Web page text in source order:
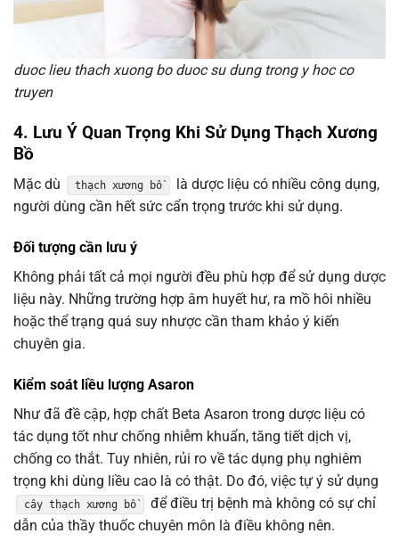
duoc lieu thach xuong bo duoc su dung trong y hoc co
truyen
4. Lưu Ý Quan Trọng Khi Sử Dụng Thạch Xương
Bồ
Mặc dù thạch xương bồ
là dược liệu có nhiều công dụng,
người dùng cần hết sức cẩn trọng trước khi sử dụng.
Đối tượng cần lưu ý
Không phải tất cả mọi người đều phù hợp để sử dụng dược
liệu này. Những trường hợp âm huyết hư, ra mồ hôi nhiều
hoặc thể trạng quá suy nhược cần tham khảo ý kiến
chuyên gia.
Kiểm soát liều lượng Asaron
Như đã đề cập, hợp chất Beta Asaron trong dược liệu có
tác dụng tốt như chống nhiễm khuẩn, tăng tiết dịch vị,
chống co thắt. Tuy nhiên, rủi ro về tác dụng phụ nghiêm
trọng khi dùng liều cao là có thật. Do đó, việc tự ý sử dụng
cây thạch xương bồ
để điều trị bệnh mà không có sự chỉ
dẫn của thầy thuốc chuyên môn là điều không nên.